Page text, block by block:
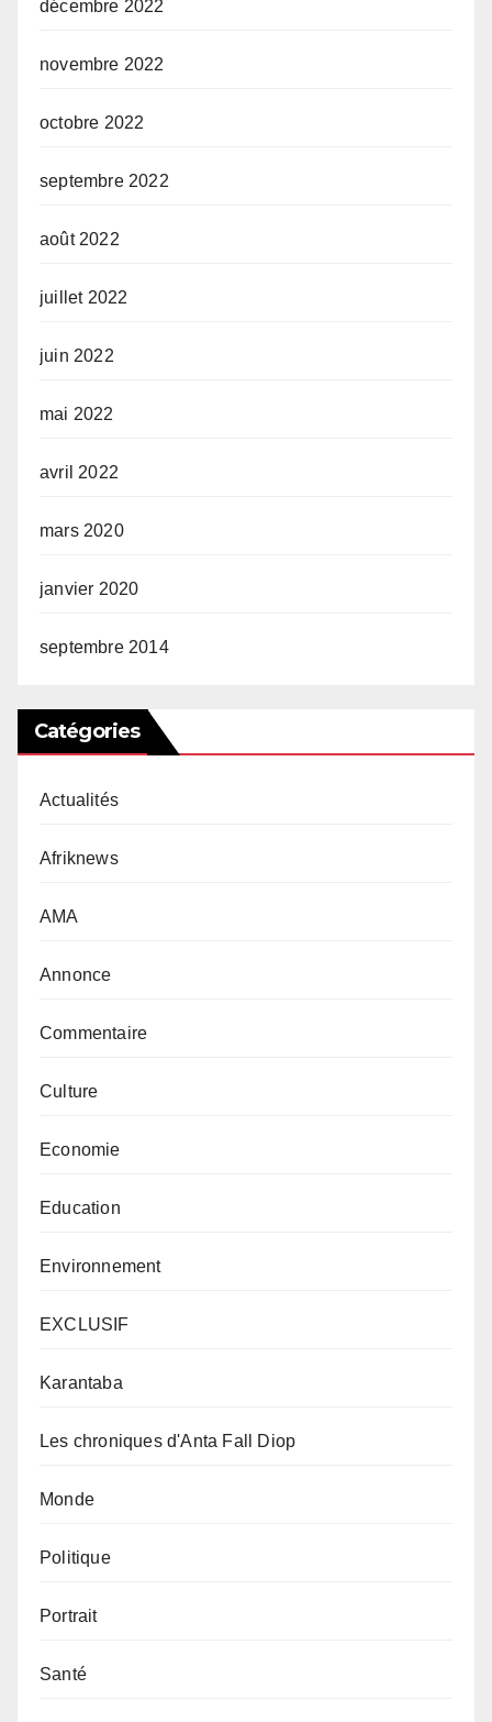
décembre 2022
novembre 2022
octobre 2022
septembre 2022
août 2022
juillet 2022
juin 2022
mai 2022
avril 2022
mars 2020
janvier 2020
septembre 2014
Catégories
Actualités
Afriknews
AMA
Annonce
Commentaire
Culture
Economie
Education
Environnement
EXCLUSIF
Karantaba
Les chroniques d'Anta Fall Diop
Monde
Politique
Portrait
Santé